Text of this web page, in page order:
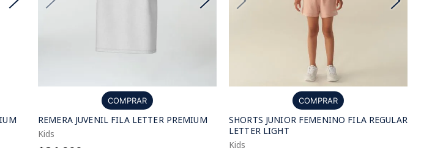
COMPRAR
REMERA JUVENIL FILA LETTER PREMIUM
Kids
COMPRAR
SHORTS JUNIOR FEMENINO FILA REGULAR
LETTER LIGHT
Kids